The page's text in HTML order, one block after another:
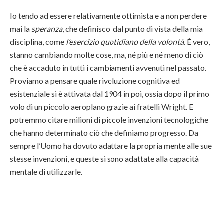
Io tendo ad essere relativamente ottimista e a non perdere
mai la speranza, che definisco, dal punto di vista della mia
disciplina, come l’esercizio quotidiano della volontà. È vero,
stanno cambiando molte cose, ma, né più e né meno di ciò
che è accaduto in tutti i cambiamenti avvenuti nel passato.
Proviamo a pensare quale rivoluzione cognitiva ed
esistenziale si è attivata dal 1904 in poi, ossia dopo il primo
volo di un piccolo aeroplano grazie ai fratelli Wright. E
potremmo citare milioni di piccole invenzioni tecnologiche
che hanno determinato ciò che definiamo progresso. Da
sempre l’Uomo ha dovuto adattare la propria mente alle sue
stesse invenzioni, e queste si sono adattate alla capacità
mentale di utilizzarle.